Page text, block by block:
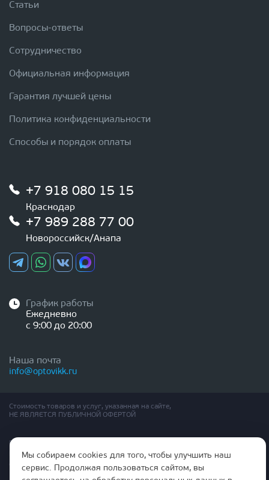
Статьи
Вопросы-ответы
Сотрудничество
Официальная информация
Гарантия лучшей цены
Политика конфиденциальности
Способы и порядок оплаты
+7 918 080 15 15
Краснодар
+7 989 288 77 00
Новороссийск/Анапа
График работы
Ежедневно
с 9:00 до 20:00
Наша почта
info@optovikk.ru
Стоимость товаров и услуг, указанная на сайте,
НЕ ЯВЛЯЕТСЯ ПУБЛИЧНОЙ ОФЕРТОЙ
Правила эксплутации входных и межкомнатных дверей
Политика обработки персональных данных
Согласие на обработку персональных данных
Мы собираем cookies для того, чтобы улучшить наш
сервис. Продолжая пользоваться сайтом, вы